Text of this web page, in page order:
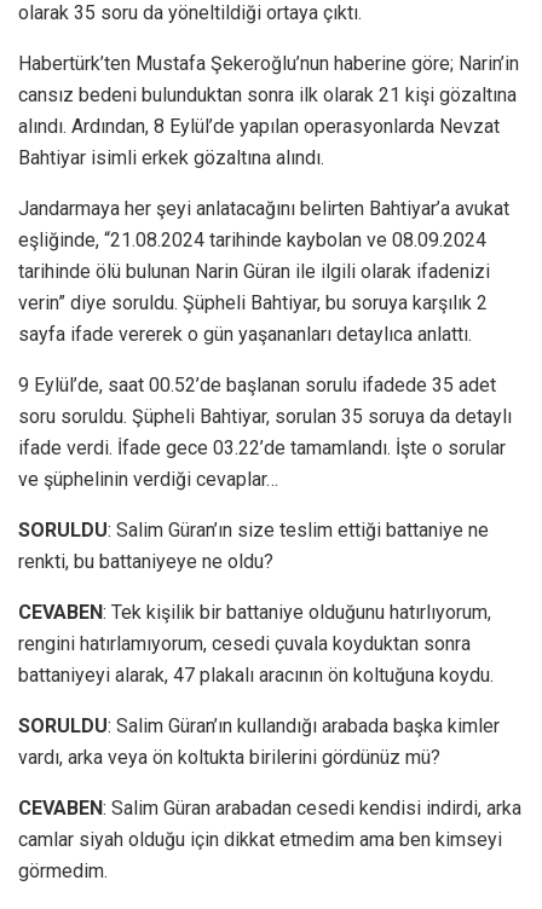
olarak 35 soru da yöneltildiği ortaya çıktı.
Habertürk’ten Mustafa Şekeroğlu’nun haberine göre; Narin’in
cansız bedeni bulunduktan sonra ilk olarak 21 kişi gözaltına
alındı. Ardından, 8 Eylül’de yapılan operasyonlarda Nevzat
Bahtiyar isimli erkek gözaltına alındı.
Jandarmaya her şeyi anlatacağını belirten Bahtiyar’a avukat
eşliğinde, “21.08.2024 tarihinde kaybolan ve 08.09.2024
tarihinde ölü bulunan Narin Güran ile ilgili olarak ifadenizi
verin” diye soruldu. Şüpheli Bahtiyar, bu soruya karşılık 2
sayfa ifade vererek o gün yaşananları detaylıca anlattı.
9 Eylül’de, saat 00.52’de başlanan sorulu ifadede 35 adet
soru soruldu. Şüpheli Bahtiyar, sorulan 35 soruya da detaylı
ifade verdi. İfade gece 03.22’de tamamlandı. İşte o sorular
ve şüphelinin verdiği cevaplar…
SORULDU: Salim Güran’ın size teslim ettiği battaniye ne
renkti, bu battaniyeye ne oldu?
CEVABEN: Tek kişilik bir battaniye olduğunu hatırlıyorum,
rengini hatırlamıyorum, cesedi çuvala koyduktan sonra
battaniyeyi alarak, 47 plakalı aracının ön koltuğuna koydu.
SORULDU: Salim Güran’ın kullandığı arabada başka kimler
vardı, arka veya ön koltukta birilerini gördünüz mü?
CEVABEN: Salim Güran arabadan cesedi kendisi indirdi, arka
camlar siyah olduğu için dikkat etmedim ama ben kimseyi
görmedim.